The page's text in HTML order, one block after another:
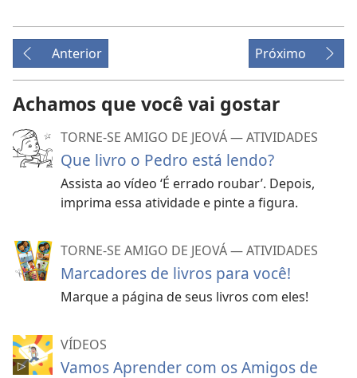
vídeo
Anterior Próximo
Achamos que você vai gostar
TORNE-SE AMIGO DE JEOVÁ — ATIVIDADES
Que livro o Pedro está lendo?
Assista ao vídeo ‘É errado roubar’. Depois,
imprima essa atividade e pinte a figura.
TORNE-SE AMIGO DE JEOVÁ — ATIVIDADES
Marcadores de livros para você!
Marque a página de seus livros com eles!
VÍDEOS
Vamos Aprender com os Amigos de